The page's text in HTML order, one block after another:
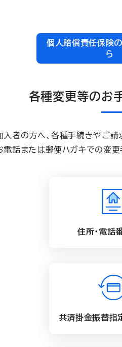
個人賠償責任保険
ら
各種変更等のお
入者の方へ、各種手続きやご請
電話または郵便ハガキでの変更
住所・電話
共済掛金振替指